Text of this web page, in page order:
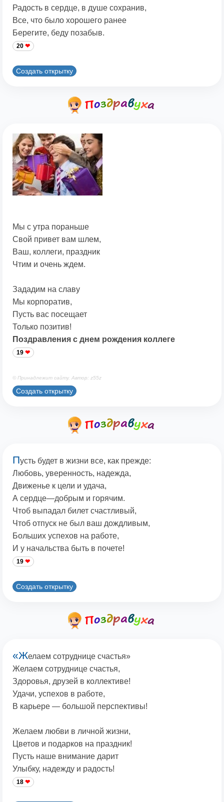
Радость в сердце, в душе сохранив,
Все, что было хорошего ранее
Берегите, беду позабыв.
20
Создать открытку
Мы с утра пораньше
Свой привет вам шлем,
Ваш, коллеги, праздник
Чтим и очень ждем.
Зададим на славу
Мы корпоратив,
Пусть вас посещает
Только позитив!
Поздравления с днем рождения коллеге
19
© Принадлежит сайту. Автор: z55z
Создать открытку
Пусть будет в жизни все, как прежде:
Любовь, уверенность, надежда,
Движенье к цели и удача,
А сердце—добрым и горячим.
Чтоб выпадал билет счастливый,
Чтоб отпуск не был ваш дождливым,
Больших успехов на работе,
И у начальства быть в почете!
19
Создать открытку
«Желаем сотруднице счастья»
Желаем сотруднице счастья,
Здоровья, друзей в коллективе!
Удачи, успехов в работе,
В карьере — большой перспективы!
Желаем любви в личной жизни,
Цветов и подарков на праздник!
Пусть наше внимание дарит
Улыбку, надежду и радость!
18